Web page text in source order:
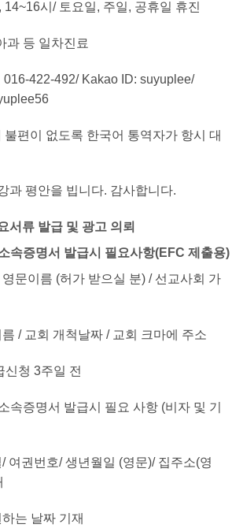
시/ 토요일, 주일, 공휴일 휴진
과 등 일차진료
016-422-492/ Kakao ID: suyuplee/
불편이 없도록 한국어 통역자가 항시 대
과 평안을 빕니다. 감사합니다.
서류 발급 및 광고 의뢰
속증명서 발급시 필요사항(EFC 제출용)
문이름 (허가 받으실 분) / 선교사회 가
/ 교회 개척날짜 / 교회 크마에 주소
신청 3주일 전
속증명서 발급시 필요 사항 (비자 및 기
여권번호/ 생년월일 (영문)/ 집주소(영
는 날짜 기재